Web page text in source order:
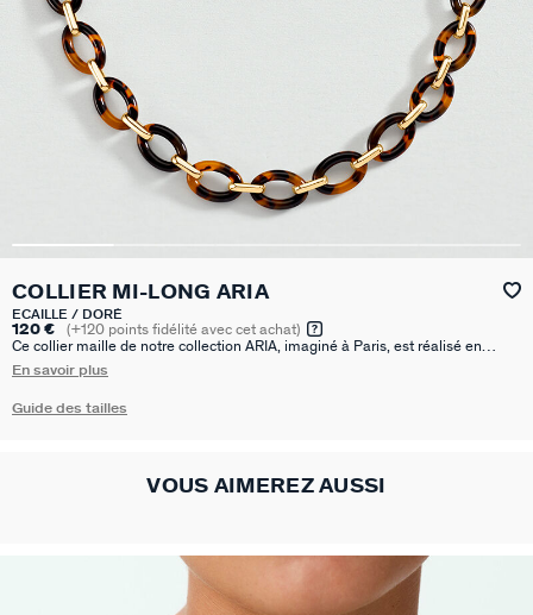
COLLIER MI-LONG ARIA
ECAILLE / DORÉ
120 € (+120 points fidélité avec cet achat)
Ce collier maille de notre collection ARIA, imaginé à Paris, est réalisé en
laiton doré à l'or 750/1000e - 18 carats, et résine. Ses mailles et sa couleur
En savoir plus
Guide des tailles
VOUS AIMEREZ AUSSI